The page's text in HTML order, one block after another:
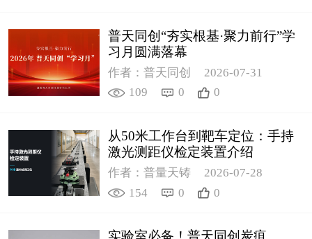
普天同创“夯实根基·聚力前行”学
习月圆满落幕
作者：普天同创
2026-07-31
109
0 0
从50米工作台到靶车定位：手持
激光测距仪检定装置介绍
作者：普量天铸
2026-07-28
154
0 0